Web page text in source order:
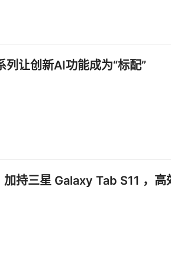
让创新AI功能成为“标配”
持三星 Galaxy Tab S11 ，高